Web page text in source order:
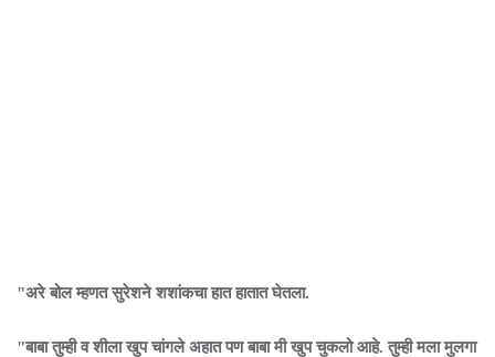
"अरे बोल म्हणत सुरेशने शशांकचा हात हातात घेतला.
"बाबा तुम्ही व शीला खुप चांगले अहात पण बाबा मी खुप चुकलो आहे. तुम्ही मला मुलगा